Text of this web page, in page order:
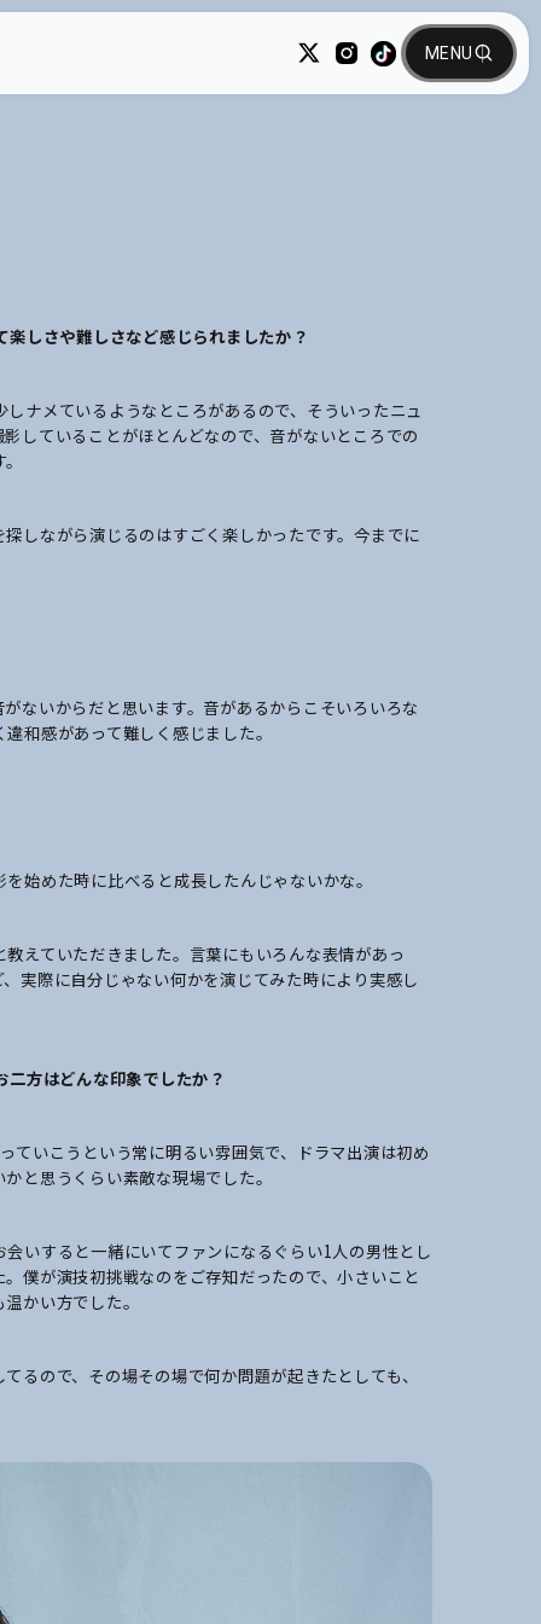
楽しさや難しさなど感じられましたか？
ナメているようなところがあるので、そういったニュ
していることがほとんどなので、音がないところでの
しながら演じるのはすごく楽しかったです。今までに
ないからだと思います。音があるからこそいろいろな
和感があって難しく感じました。
始めた時に比べると成長したんじゃないかな。
えていただきました。言葉にもいろんな表情があっ
実際に自分じゃない何かを演じてみた時により実感し
二方はどんな印象でしたか？
ていこうという常に明るい雰囲気で、ドラマ出演は初め
と思うくらい素敵な現場でした。
いすると一緒にいてファンになるぐらい1人の男性とし
僕が演技初挑戦なのをご存知だったので、小さいこと
温かい方でした。
るので、その場その場で何か問題が起きたとしても、